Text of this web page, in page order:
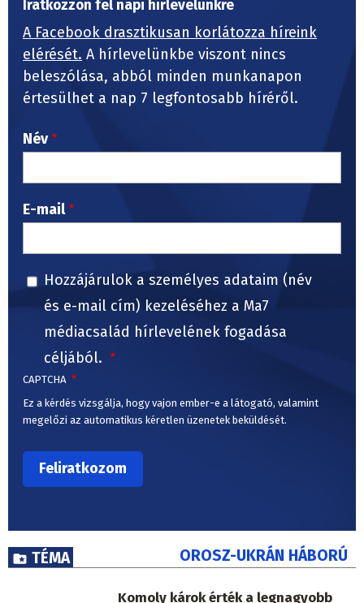
Iratkozzon fel napi hírlevelünkre
A Facebook drasztikusan korlátozza híreink
elérését. A hírlevelünkbe viszont nincs
beleszólása, abból minden munkanapon
értesülhet a nap 7 legfontosabb híréről.
Név
E-mail
Hozzájárulok a személyes adataim (név
és e-mail cím) kezeléséhez a Ma7
médiacsalád hírlevelének fogadása
céljából.
CAPTCHA
Ez a kérdés vizsgálja, hogy vajon ember-e a látogató, valamint
megelőzi az automatikus kéretlen üzenetek beküldését.
TÉMA OROSZ-UKRÁN HÁBORÚ
Komoly károk érték a legnagyobb